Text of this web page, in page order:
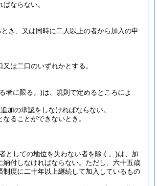
ならない。
き、又は同時に二人以上の者から加入の申
は二口のいずれかとする。
者に限る。)は、規則で定めるところによ
加の承認をしなければならない。
ることができないとき。
としての地位を失わない者を除く。)は、加
付しなければならない。 ただし、六十五歳
度に二十年以上継続して加入しているもの